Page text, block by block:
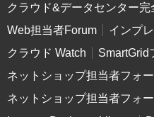
クラウド&データセンター完
Web担当者Forum
インプ
クラウド Watch
SmartGrid
ネットショップ担当者フォ
ネットショップ担当者フォ